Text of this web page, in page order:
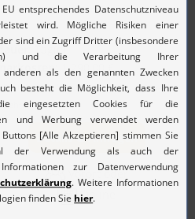
: Tag(e)
: 1.290,00 €
€ inkl. 19% MwSt.)
Details & Anfragen
Vorort oder
Online